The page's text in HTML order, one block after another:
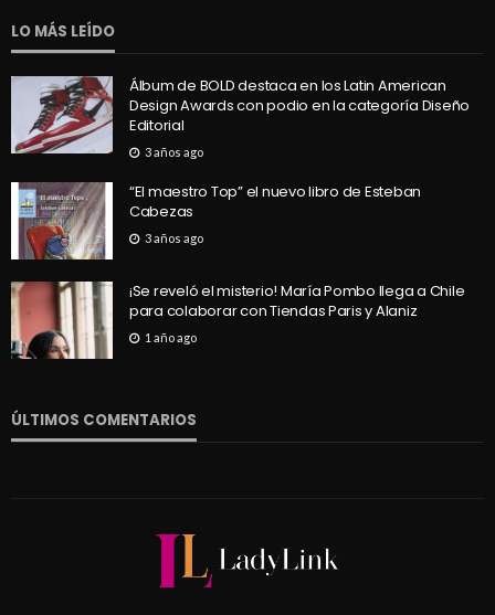
LO MÁS LEÍDO
Álbum de BOLD destaca en los Latin American
Design Awards con podio en la categoría Diseño
Editorial
3 años ago
“El maestro Top” el nuevo libro de Esteban
Cabezas
3 años ago
¡Se reveló el misterio! María Pombo llega a Chile
para colaborar con Tiendas Paris y Alaniz
1 año ago
ÚLTIMOS COMENTARIOS